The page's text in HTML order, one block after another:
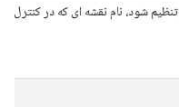
تنظیم شود، نام نقشه ای که در کنترل